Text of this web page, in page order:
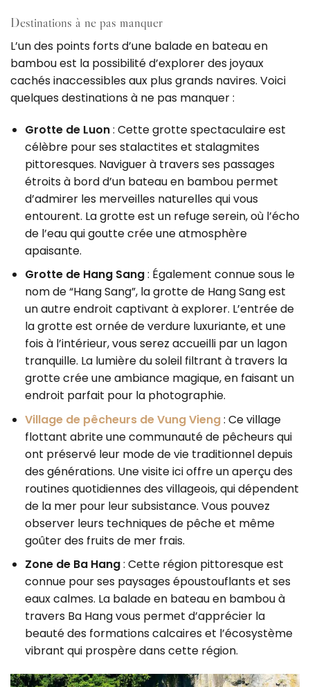
Destinations à ne pas manquer
L’un des points forts d’une balade en bateau en
bambou est la possibilité d’explorer des joyaux
cachés inaccessibles aux plus grands navires. Voici
quelques destinations à ne pas manquer :
Grotte de Luon: Cette grotte spectaculaire est
célèbre pour ses stalactites et stalagmites
pittoresques. Naviguer à travers ses passages
étroits à bord d’un bateau en bambou permet
d’admirer les merveilles naturelles qui vous
entourent. La grotte est un refuge serein, où l’écho
de l’eau qui goutte crée une atmosphère
apaisante.
Grotte de Hang Sang: Également connue sous le
nom de “Hang Sang”, la grotte de Hang Sang est
un autre endroit captivant à explorer. L’entrée de
la grotte est ornée de verdure luxuriante, et une
fois à l’intérieur, vous serez accueilli par un lagon
tranquille. La lumière du soleil filtrant à travers la
grotte crée une ambiance magique, en faisant un
endroit parfait pour la photographie.
Village de pêcheurs de Vung Vieng: Ce village
flottant abrite une communauté de pêcheurs qui
ont préservé leur mode de vie traditionnel depuis
des générations. Une visite ici offre un aperçu des
routines quotidiennes des villageois, qui dépendent
de la mer pour leur subsistance. Vous pouvez
observer leurs techniques de pêche et même
goûter des fruits de mer frais.
Zone de Ba Hang: Cette région pittoresque est
connue pour ses paysages époustouflants et ses
eaux calmes. La balade en bateau en bambou à
travers Ba Hang vous permet d’apprécier la
beauté des formations calcaires et l’écosystème
vibrant qui prospère dans cette région.